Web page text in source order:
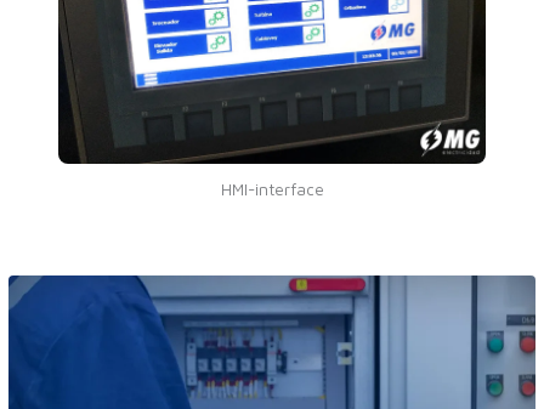
HMI-interface
Industriële
besturingssystemen